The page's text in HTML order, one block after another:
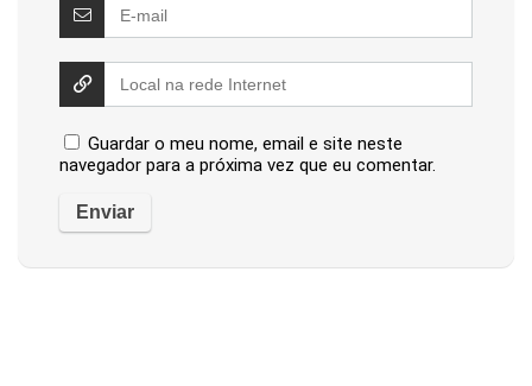
Guardar o meu nome, email e site neste
navegador para a próxima vez que eu comentar.